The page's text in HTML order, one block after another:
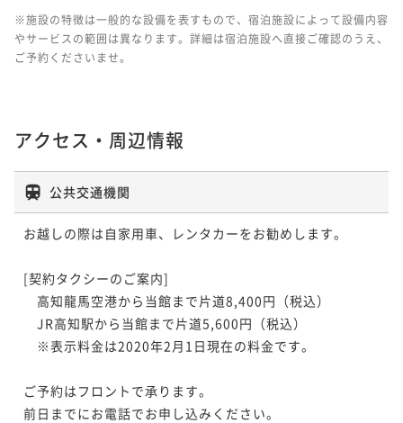
※施設の特徴は一般的な設備を表すもので、宿泊施設によって設備内容
やサービスの範囲は異なります。詳細は宿泊施設へ直接ご確認のうえ、
ご予約くださいませ。
アクセス・周辺情報
公共交通機関
お越しの際は自家用車、レンタカーをお勧めします。
[契約タクシーのご案内]
高知龍馬空港から当館まで片道8,400円（税込）
JR高知駅から当館まで片道5,600円（税込）
※表示料金は2020年2月1日現在の料金です。
ご予約はフロントで承ります。
前日までにお電話でお申し込みください。